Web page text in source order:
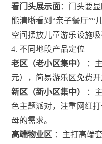
看门头展示面 ：门头要
能清晰看到“亲子餐厅”“
空间摆放儿童游乐设施吸
4. 不同地段产品定位
老区（老小区集中）
：
元），简易游乐区免费
新区（新小区集中）
：
色主题派对，注重网红
母的需求。
高端物业区 ：主打高端